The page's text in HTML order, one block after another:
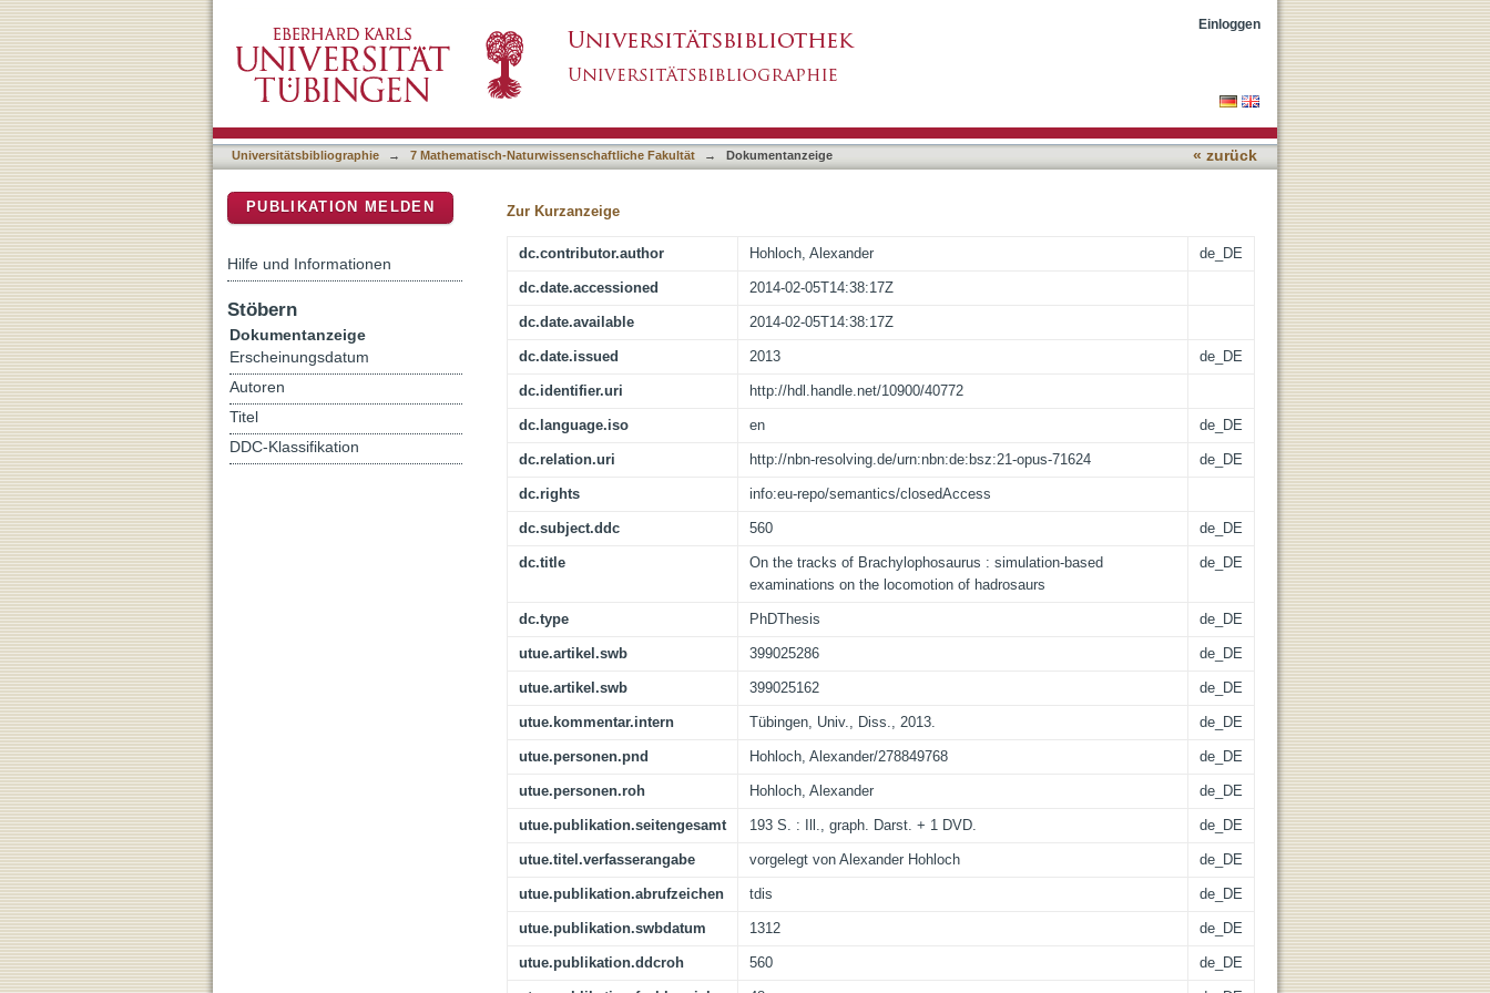
hadrosaurs
Einloggen
Universitätsbibliographie → 7 Mathematisch-Naturwissenschaftliche Fakultät → Dokumentanzeige « zurück
Zur Kurzanzeige
dc.contributor.author Hohloch, Alexander de_DE
dc.date.accessioned 2014-02-05T14:38:17Z
dc.date.available 2014-02-05T14:38:17Z
dc.date.issued 2013 de_DE
dc.identifier.uri http://hdl.handle.net/10900/40772
dc.language.iso en de_DE
dc.relation.uri http://nbn-resolving.de/urn:nbn:de:bsz:21-opus-71624 de_DE
dc.rights info:eu-repo/semantics/closedAccess
dc.subject.ddc 560 de_DE
dc.title
On the tracks of Brachylophosaurus : simulation-based
examinations on the locomotion of hadrosaurs
de_DE
dc.type PhDThesis de_DE
utue.artikel.swb 399025286 de_DE
utue.artikel.swb 399025162 de_DE
utue.kommentar.intern Tübingen, Univ., Diss., 2013. de_DE
utue.personen.pnd Hohloch, Alexander/278849768 de_DE
utue.personen.roh Hohloch, Alexander de_DE
utue.publikation.seitengesamt 193 S. : Ill., graph. Darst. + 1 DVD. de_DE
utue.titel.verfasserangabe vorgelegt von Alexander Hohloch de_DE
utue.publikation.abrufzeichen tdis de_DE
utue.publikation.swbdatum 1312 de_DE
utue.publikation.ddcroh 560 de_DE
PUBLIKATION MELDEN
Hilfe und Informationen
Stöbern
Dokumentanzeige
Erscheinungsdatum
Autoren
Titel
DDC-Klassifikation